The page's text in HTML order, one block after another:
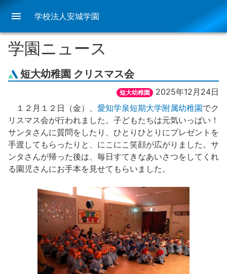
menu 学校法人安城学園
学園ニュース
短大幼稚園 クリスマス会
短大幼稚園
2025年12月24日
１２月１２日（金）、 愛知学泉短期大学附属幼稚園でク
リスマス会が行われました。子どもたちは元気いっぱい！
サンタさんに質問をしたり、ひとりひとりにプレゼントを
手渡してもらったりと、にこにこ笑顔が広がりました。サ
ンタさんが帰った後は、毎日すてきなあいさつをしてくれ
る園児さんにお手本を見せてもらいました。